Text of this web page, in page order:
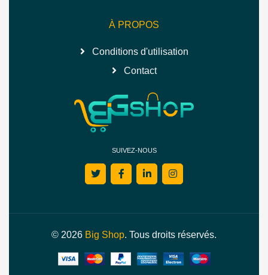
À PROPOS
Conditions d'utilisation
Contact
SUIVEZ-NOUS
© 2026 Big Shop. Tous droits réservés.